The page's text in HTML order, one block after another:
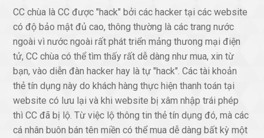
CC chùa là CC được "hack" bởi các hacker tại các website
có độ bảo mật đủ cao, thông thường là các trang nước
ngoài vì nước ngoài rất phát triển mảng thưong mại điện
tử, CC chùa có thể tìm thấy rất dễ dàng như mua, xin từ
bạn, vào diễn đàn hacker hay là tự "hack". Các tài khoản
thẻ tín dụng này do khách hàng thực hiện thanh toán tại
website có lưu lại và khi website bị xâm nhập trái phép
thì CC đã bị lộ. Từ việc lộ thông tin thẻ tín dụng đó, mà các
cá nhân buôn bán tên miền có thể mua dễ dàng bất kỳ một